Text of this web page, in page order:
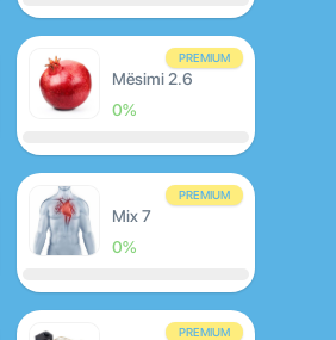
PREMIUM
Mësimi 2.6
0%
PREMIUM
Mix 7
0%
PREMIUM